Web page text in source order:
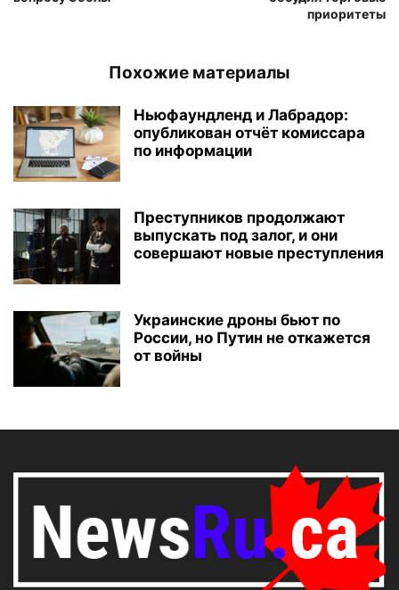
приоритеты
Похожие материалы
Ньюфаундленд и Лабрадор:
опубликован отчёт комиссара
по информации
Преступников продолжают
выпускать под залог, и они
совершают новые преступления
Украинские дроны бьют по
России, но Путин не откажется
от войны